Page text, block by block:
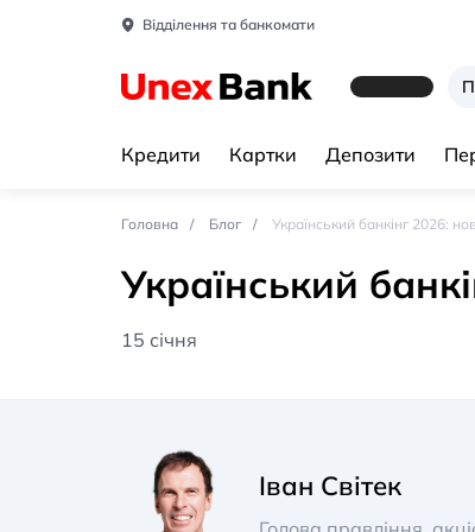
Відділення та банкомати
Кредити Картки Депозити
Головна Блог Український банкінг 2026:
Український
15 січня
Іван Світек